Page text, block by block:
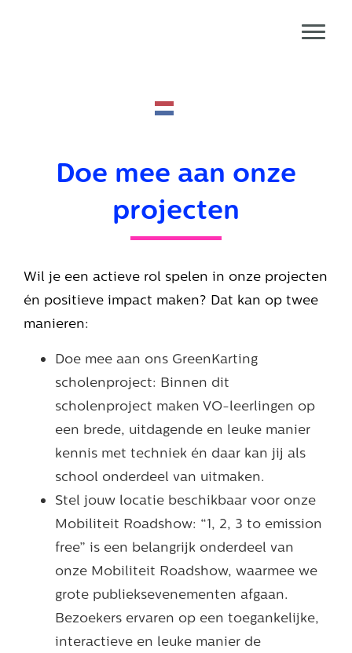
Doe mee aan onze
projecten
Wil je een actieve rol spelen in onze projecten
én positieve impact maken? Dat kan op twee
manieren:
Doe mee aan ons GreenKarting
scholenproject: Binnen dit
scholenproject maken VO-leerlingen op
een brede, uitdagende en leuke manier
kennis met techniek én daar kan jij als
school onderdeel van uitmaken.
Stel jouw locatie beschikbaar voor onze
Mobiliteit Roadshow: “1, 2, 3 to emission
free” is een belangrijk onderdeel van
onze Mobiliteit Roadshow, waarmee we
grote publieksevenementen afgaan.
Bezoekers ervaren op een toegankelijke,
interactieve en leuke manier de